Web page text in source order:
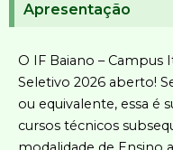
Apresentação
O IF Baiano –
Seletivo 2026 aberto!
ou equivalente, essa é
cursos técnicos